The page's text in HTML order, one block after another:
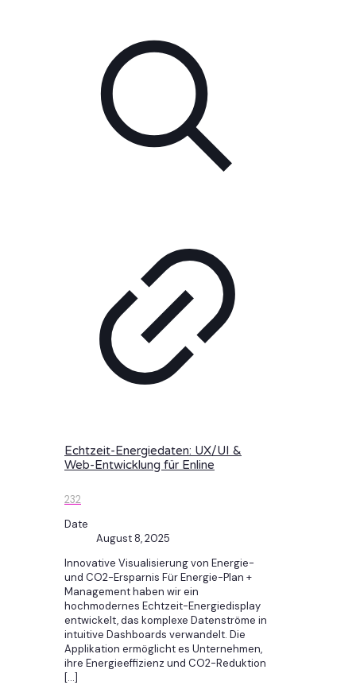
Echtzeit-Energiedaten: UX/UI &
Web-Entwicklung für Enline
232
Date
August 8, 2025
Innovative Visualisierung von Energie-
und CO2-Ersparnis Für Energie-Plan +
Management haben wir ein
hochmodernes Echtzeit-Energiedisplay
entwickelt, das komplexe Datenströme in
intuitive Dashboards verwandelt. Die
Applikation ermöglicht es Unternehmen,
ihre Energieeffizienz und CO2-Reduktion
[…]